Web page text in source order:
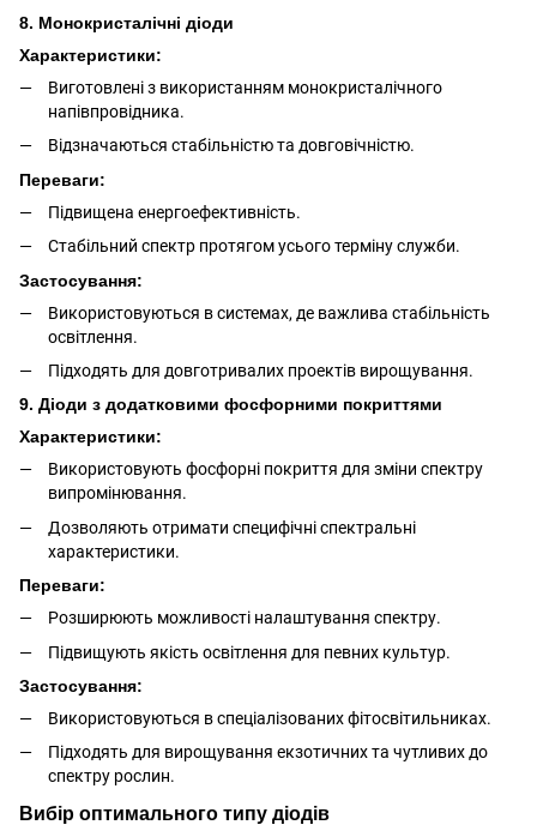
8. Монокристалічні діоди
Характеристики:
Виготовлені з використанням монокристалічного
напівпровідника.
Відзначаються стабільністю та довговічністю.
Переваги:
Підвищена енергоефективність.
Стабільний спектр протягом усього терміну служби.
Застосування:
Використовуються в системах, де важлива стабільність
освітлення.
Підходять для довготривалих проектів вирощування.
9. Діоди з додатковими фосфорними покриттями
Характеристики:
Використовують фосфорні покриття для зміни спектру
випромінювання.
Дозволяють отримати специфічні спектральні
характеристики.
Переваги:
Розширюють можливості налаштування спектру.
Підвищують якість освітлення для певних культур.
Застосування:
Використовуються в спеціалізованих фітосвітильниках.
Підходять для вирощування екзотичних та чутливих до
спектру рослин.
Вибір оптимального типу діодів